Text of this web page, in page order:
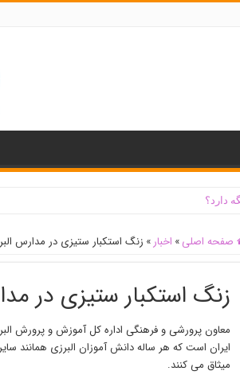
دارد؟
صفحه اصلی » اخبار » زنگ استکبار ستیزی در مدارس
زنگ استکبار ستیزی در
ایران است که هر ساله دانش آموزان البرزی همانند
میثاق می کنند.